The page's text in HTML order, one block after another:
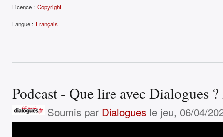
Licence : Copyright
Langue : Français
Podcast - Que lire avec Dialogues
Soumis par Dialoguesle jeu, 06/04/